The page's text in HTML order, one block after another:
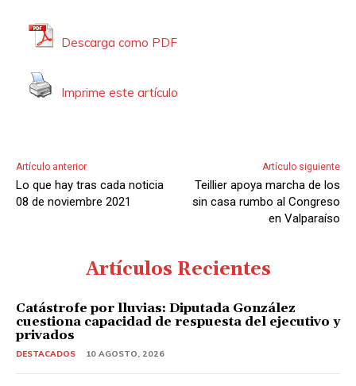
o
Descarga como PDF
Imprime este artículo
Artículo anterior
Lo que hay tras cada noticia
08 de noviembre 2021
Artículo siguiente
Teillier apoya marcha de los
sin casa rumbo al Congreso
en Valparaíso
Artículos Recientes
Catástrofe por lluvias: Diputada González
cuestiona capacidad de respuesta del ejecutivo y
privados
DESTACADOS 10 AGOSTO, 2026